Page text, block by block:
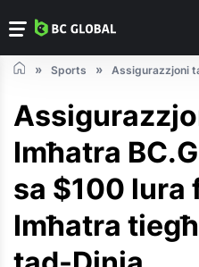
Sports Assigurazzjoni
Imħatra
sa $100 lura
Imħatra